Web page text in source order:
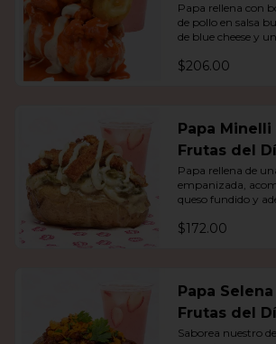
Papa rellena con
de pollo en salsa
de blue cheese y
relleno de
$206.00
Papa
Frutas del
Papa rellena de
empanizada,
queso fundido y
día.
$172.00
Papa
Frutas del
Saborea nuestro